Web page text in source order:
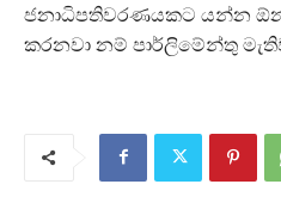
ජනාධිපතිවරණයකට යන්න
කරනවා නම් පාර්ලිමේන්තු